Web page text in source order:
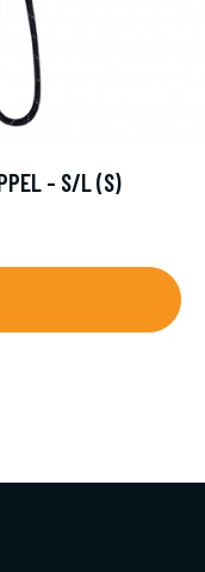
- S/L (S)